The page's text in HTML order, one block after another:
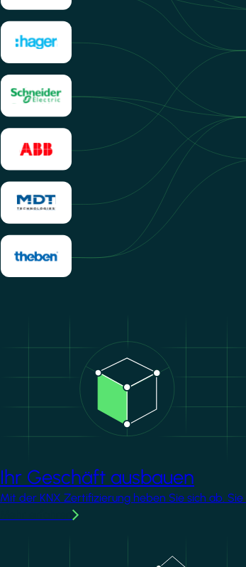
Ihr Geschäft ausbauen
Mit der KNX Zertifizierung heben Sie sich ab.